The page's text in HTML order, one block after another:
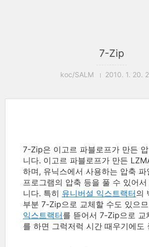
7-Zip
koc/SALM 2010. 1. 20.
7-Zip은 이고르 파블로프가 만든
니다. 이고르 파블로프가 만든
하며, 유닉스에서 사용하는 압축 파
프로그램의 압축 등을 풀 수 있어
니다. 특히 유니버설 익스트랙터의
부분 7-Zip으로 교체할 수도 있으
익스트랙터를 뜯어서 7-Zip으로 교
를 하면 그럭저럭 시간 때우기에도